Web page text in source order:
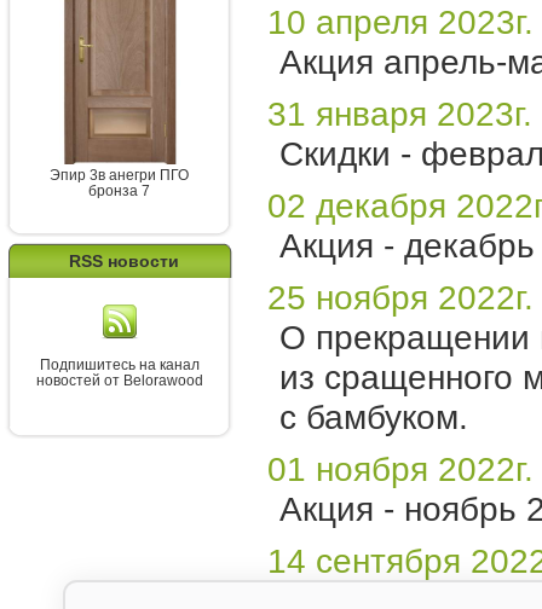
Эпир 3в анегри ПГО
бронза 7
RSS новости
Подпишитесь на канал
новостей от Belorawood
10 апреля 2023г.
Акция апрель-
31 января 2023г.
Скидки -
02 декабря
Акция -
25 ноября 2022г.
О прекращении
из сращенного
с бамбуком.
01 ноября 2022г.
Акция - ноябрь
14 сентября